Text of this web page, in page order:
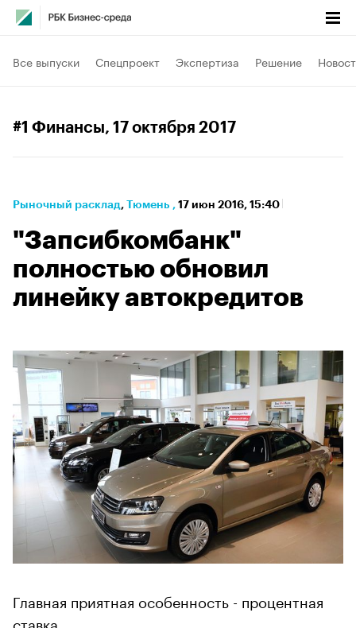
Все выпуски Спецпроект Экспертиза Решение
#1 Финансы, 17 октября 2017
Рыночный расклад⁠, Тюмень , 17 июн 2016, 15:40
"Запсибкомбанк"
полностью обновил
линейку автокредитов
Главная приятная особенность - процентная
ставка